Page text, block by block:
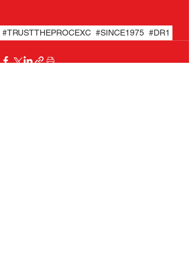
#TRUSTTHEPROCEXC #SINCE1975 #DR1